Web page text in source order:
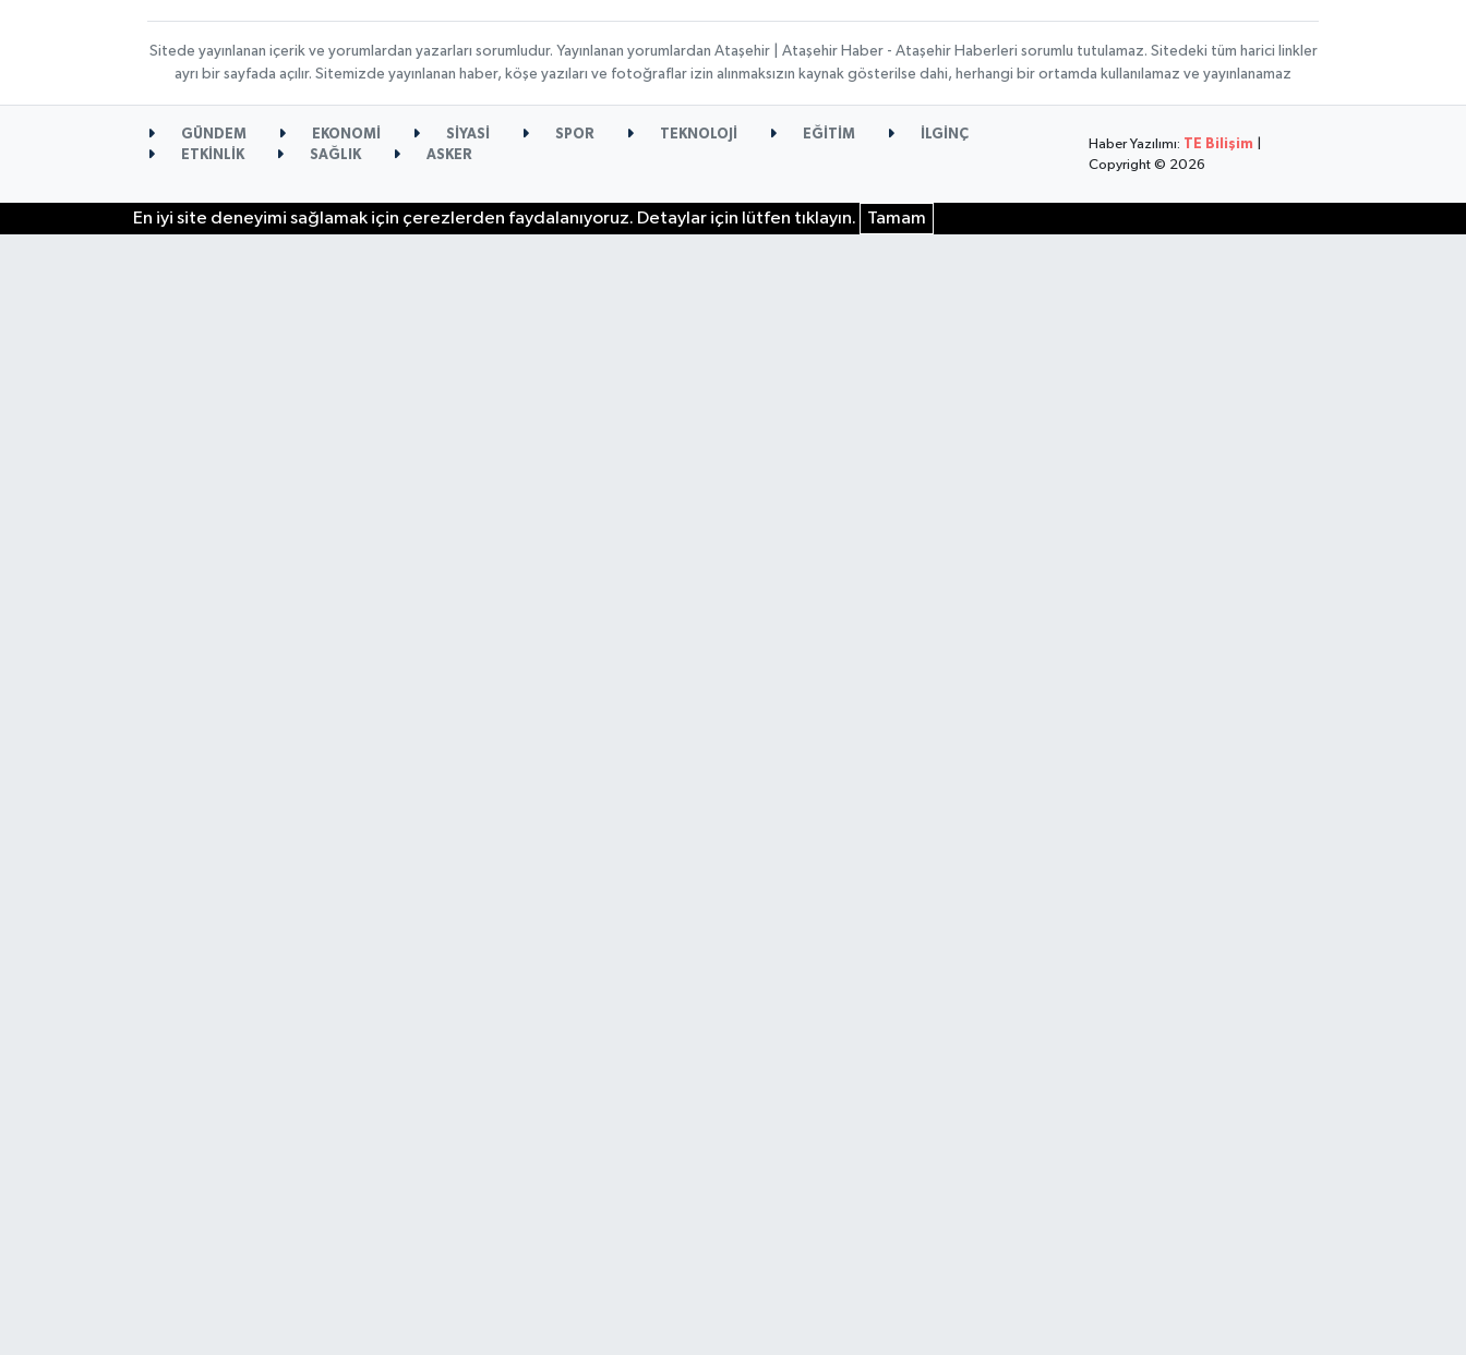
Sitede yayınlanan içerik ve yorumlardan yazarları sorumludur. Yayınlanan yorumlardan Ataşehir | Ataşehir Haber - Ataşehir Haberleri sorumlu tutulamaz. Sitedeki tüm harici linkler
ayrı bir sayfada açılır. Sitemizde yayınlanan haber, köşe yazıları ve fotoğraflar izin alınmaksızın kaynak gösterilse dahi, herhangi bir ortamda kullanılamaz ve yayınlanamaz
GÜNDEM EKONOMİ SİYASİ SPOR TEKNOLOJİ EĞİTİM
İLGİNÇ
ETKİNLİK
SAĞLIK ASKER
Haber Yazılımı: TE Bilişim
Copyright © 2026
En iyi site deneyimi sağlamak için çerezlerden faydalanıyoruz. Detaylar için lütfen tıklayın. Tamam